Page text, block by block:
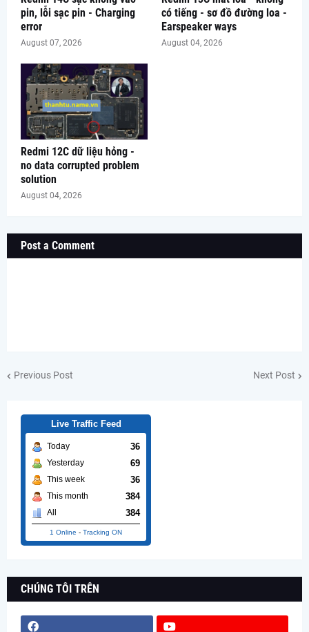
pin, lỗi sạc pin - Charging
error
August 07, 2026
có tiếng - sơ đồ đường loa -
Earspeaker ways
August 04, 2026
Redmi 12C dữ liệu hỏng -
no data corrupted problem
solution
August 04, 2026
Post a Comment
Previous Post Next Post
Live Traffic Feed
Today 36
Yesterday 69
This week 36
This month 384
All 384
1 Online - Tracking ON
CHÚNG TÔI TRÊN